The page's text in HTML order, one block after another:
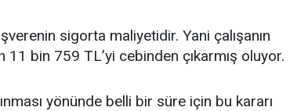
sigorta maliyetidir. Yani çalışanın
bin 759 TL’yi cebinden çıkarmış oluyor.
yönünde belli bir süre için bu kararı